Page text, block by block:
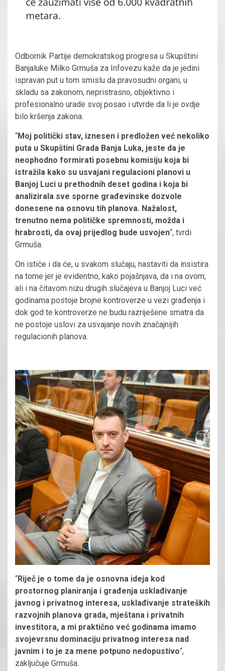
Odbornik Partije demokratskog progresa u Skupštini
Banjaluke Milko Grmuša za Infovezu kaže da je jedini
ispravan put u tom smislu da pravosudni organi, u
skladu sa zakonom, nepristrasno, objektivno i
profesionalno urade svoj posao i utvrde da li je ovdje
bilo kršenja zakona.
“Moj politički stav, iznesen i predložen već nekoliko
puta u Skupštini Grada Banja Luka, jeste da je
neophodno formirati posebnu komisiju koja bi
istražila kako su usvajani regulacioni planovi u
Banjoj Luci u prethodnih deset godina i koja bi
analizirala sve sporne građevinske dozvole
donesene na osnovu tih planova. Nažalost,
trenutno nema političke spremnosti, možda i
hrabrosti, da ovaj prijedlog bude usvojen“, tvrdi
Grmuša.
On ističe i da će, u svakom slučaju, nastaviti da insistira
na tome jer je evidentno, kako pojašnjava, da i na ovom,
ali i na čitavom nizu drugih slučajeva u Banjoj Luci već
godinama postoje brojne kontroverze u vezi građenja i
dok god te kontroverze ne budu razriješene smatra da
ne postoje uslovi za usvajanje novih značajnijih
regulacionih planova.
“Riječ je o tome da je osnovna ideja kod
prostornog planiranja i građenja usklađivanje
javnog i privatnog interesa, usklađivanje strateških
razvojnih planova grada, mještana i privatnih
investitora, a mi praktično već godinama imamo
svojevrsnu dominaciju privatnog interesa nad
javnim i to je za mene potpuno nedopustivo“,
zaključuje Grmuša.